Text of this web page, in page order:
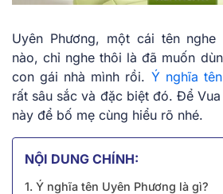
Uyên Phương, một cái tên
nào, chỉ nghe thôi là đã muốn
con gái nhà mình rồi. Ý nghĩa
rất sâu sắc và đặc biệt đó. Để
này để bố mẹ cùng hiểu rõ nhé.
NỘI DUNG CHÍNH:
1. Ý nghĩa tên Uyên Phương là gì?